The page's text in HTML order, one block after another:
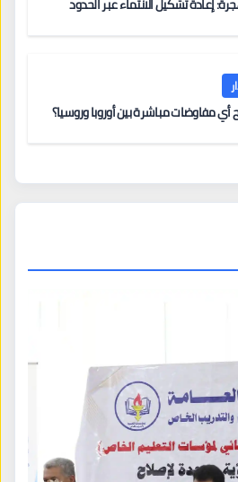
مفاوضات مباشرة بين أوروبا وروسيا؟